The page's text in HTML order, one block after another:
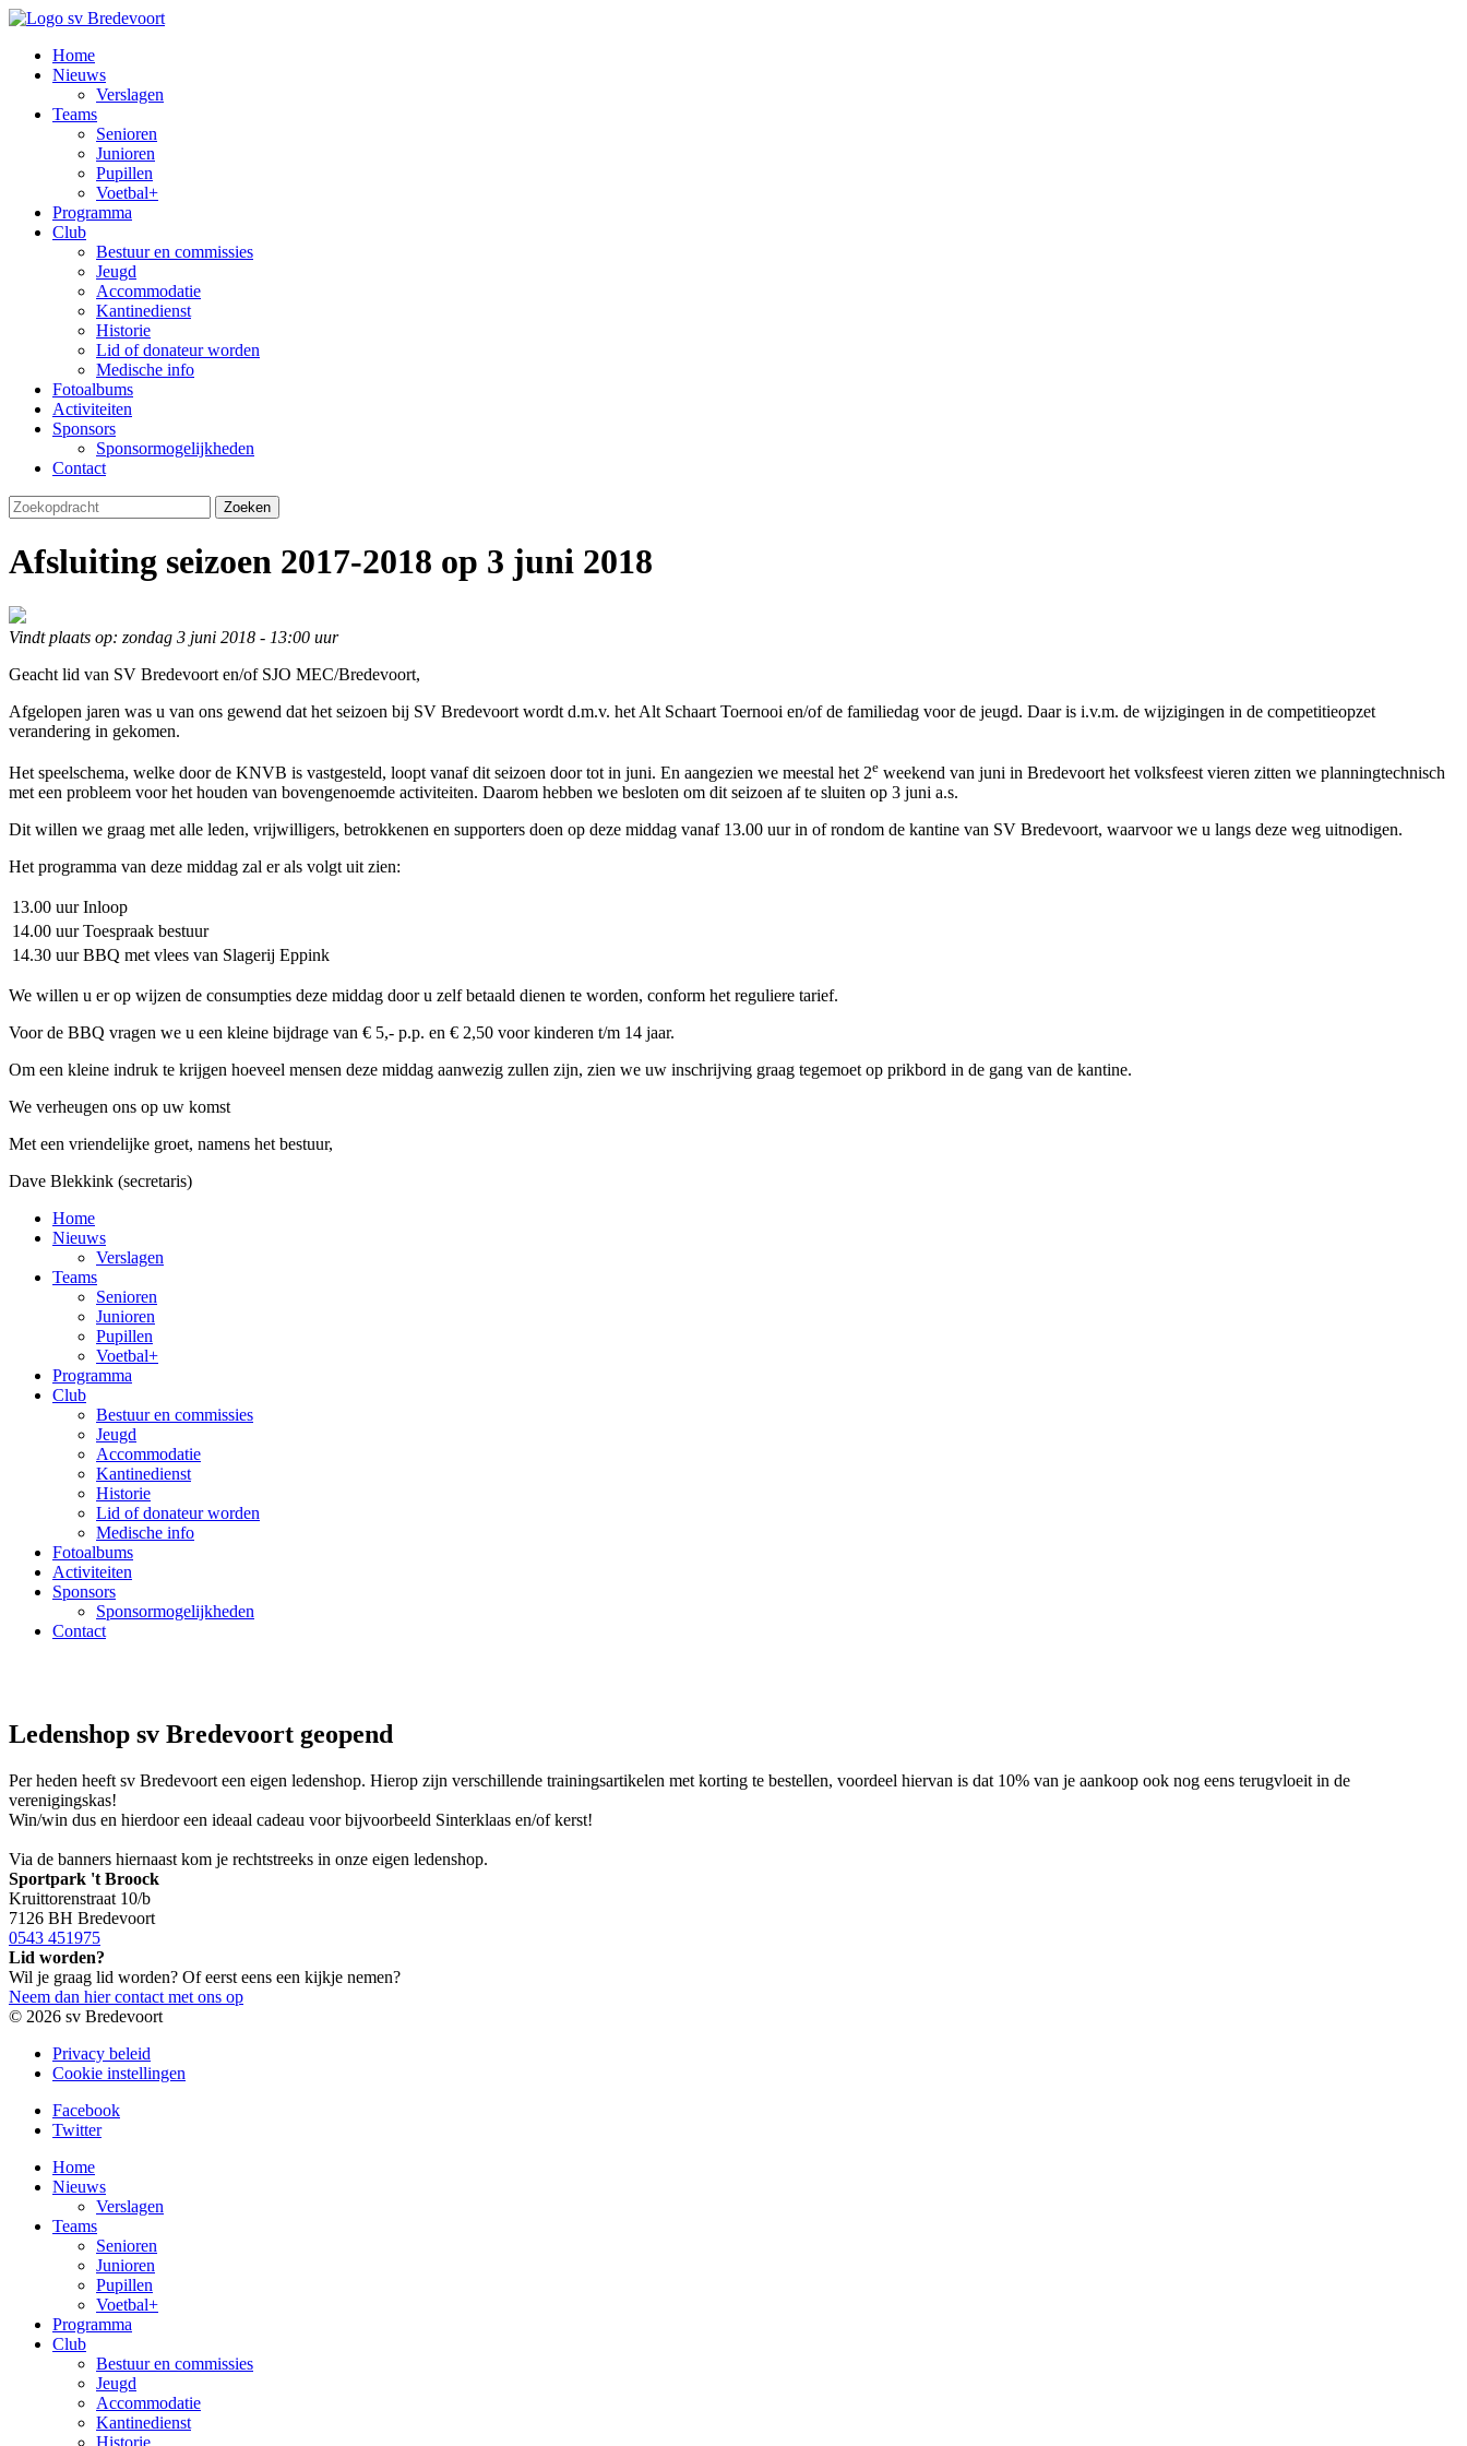
Home
Nieuws
Verslagen
Teams
Senioren
Junioren
Pupillen
Voetbal+
Programma
Club
Bestuur en commissies
Jeugd
Accommodatie
Kantinedienst
Historie
Lid of donateur worden
Medische info
Fotoalbums
Activiteiten
Sponsors
Sponsormogelijkheden
Contact
Zoeken
Afsluiting seizoen 2017-2018 op 3 juni 2018
Vindt plaats op: zondag 3 juni 2018 - 13:00 uur
Geacht lid van SV Bredevoort en/of SJO MEC/Bredevoort,
Afgelopen jaren was u van ons gewend dat het seizoen bij SV Bredevoort wordt d.m.v. het Alt Schaart Toernooi en/of de familiedag voor de jeugd. Daar is i.v.m. de wijzigingen in de competitieopzet
verandering in gekomen.
Het speelschema, welke door de KNVB is vastgesteld, loopt vanaf dit seizoen door tot in juni. En aangezien we meestal het 2e weekend van juni in Bredevoort het volksfeest vieren zitten we planningtechnisch
met een probleem voor het houden van bovengenoemde activiteiten. Daarom hebben we besloten om dit seizoen af te sluiten op 3 juni a.s.
Dit willen we graag met alle leden, vrijwilligers, betrokkenen en supporters doen op deze middag vanaf 13.00 uur in of rondom de kantine van SV Bredevoort, waarvoor we u langs deze weg uitnodigen.
Het programma van deze middag zal er als volgt uit zien:
13.00 uur Inloop
14.00 uur Toespraak bestuur
14.30 uur BBQ met vlees van Slagerij Eppink
We willen u er op wijzen de consumpties deze middag door u zelf betaald dienen te worden, conform het reguliere tarief.
Voor de BBQ vragen we u een kleine bijdrage van € 5,- p.p. en € 2,50 voor kinderen t/m 14 jaar.
Om een kleine indruk te krijgen hoeveel mensen deze middag aanwezig zullen zijn, zien we uw inschrijving graag tegemoet op prikbord in de gang van de kantine.
We verheugen ons op uw komst
Met een vriendelijke groet, namens het bestuur,
Dave Blekkink (secretaris)
Home
Nieuws
Verslagen
Teams
Senioren
Junioren
Pupillen
Voetbal+
Programma
Club
Bestuur en commissies
Jeugd
Accommodatie
Kantinedienst
Historie
Lid of donateur worden
Medische info
Fotoalbums
Activiteiten
Sponsors
Sponsormogelijkheden
Contact
Ledenshop sv Bredevoort geopend
Per heden heeft sv Bredevoort een eigen ledenshop. Hierop zijn verschillende trainingsartikelen met korting te bestellen, voordeel hiervan is dat 10% van je aankoop ook nog eens terugvloeit in de
verenigingskas!
Win/win dus en hierdoor een ideaal cadeau voor bijvoorbeeld Sinterklaas en/of kerst!
Via de banners hiernaast kom je rechtstreeks in onze eigen ledenshop.
Sportpark 't Broock
Kruittorenstraat 10/b
7126 BH Bredevoort
0543 451975
Lid worden?
Wil je graag lid worden? Of eerst eens een kijkje nemen?
Neem dan hier contact met ons op
© 2026 sv Bredevoort
Privacy beleid
Cookie instellingen
Facebook
Twitter
Home
Nieuws
Verslagen
Teams
Senioren
Junioren
Pupillen
Voetbal+
Programma
Club
Bestuur en commissies
Jeugd
Accommodatie
Kantinedienst
Historie